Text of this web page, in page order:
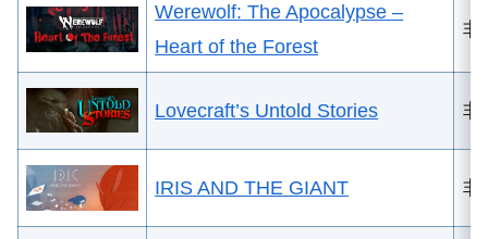
Werewolf: The Apocalypse –
Heart of the Forest
非
Lovecraft’s Untold Stories 非
IRIS AND THE GIANT 非